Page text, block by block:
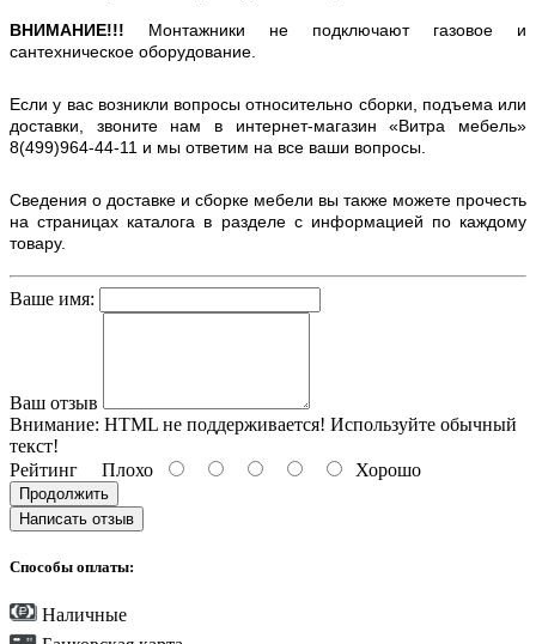
ВНИМАНИЕ!!! Монтажники не подключают газовое и
сантехническое оборудование.
Если у вас возникли вопросы относительно сборки, подъема или
доставки, звоните нам в интернет-магазин «Витра мебель»
8(499)964-44-11 и мы ответим на все ваши вопросы.
Сведения о доставке и сборке мебели вы также можете прочесть
на страницах каталога в разделе с информацией по каждому
товару.
Ваше имя:
Ваш отзыв
Внимание: HTML не поддерживается! Используйте обычный
текст!
Рейтинг Плохо Хорошо
Продолжить
Написать отзыв
Способы оплаты:
Наличные